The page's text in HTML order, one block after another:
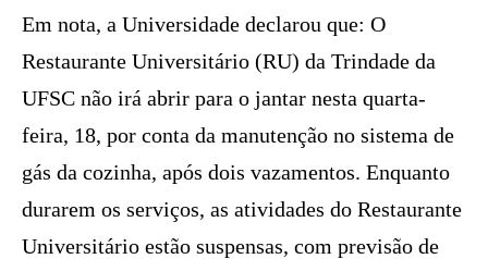
Em nota, a Universidade declarou que: O
Restaurante Universitário (RU) da Trindade da
UFSC não irá abrir para o jantar nesta quarta-
feira, 18, por conta da manutenção no sistema de
gás da cozinha, após dois vazamentos. Enquanto
durarem os serviços, as atividades do Restaurante
Universitário estão suspensas, com previsão de